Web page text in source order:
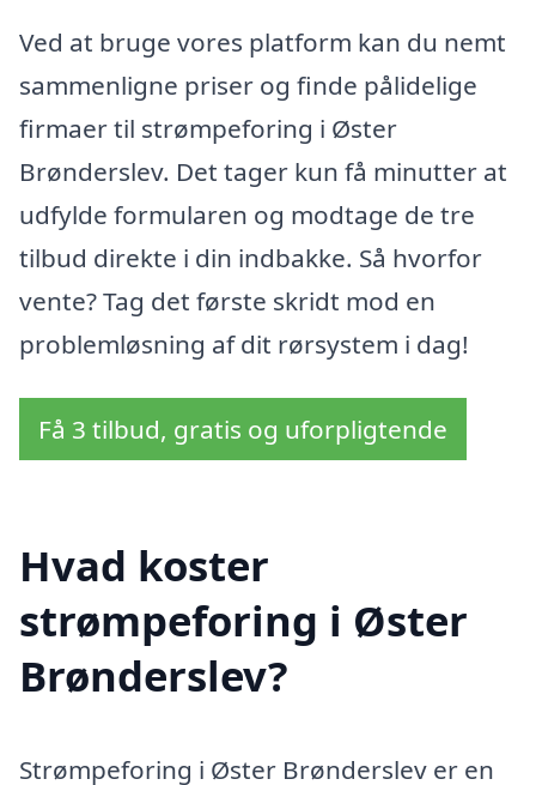
Ved at bruge vores platform kan du nemt
sammenligne priser og finde pålidelige
firmaer til strømpeforing i Øster
Brønderslev. Det tager kun få minutter at
udfylde formularen og modtage de tre
tilbud direkte i din indbakke. Så hvorfor
vente? Tag det første skridt mod en
problemløsning af dit rørsystem i dag!
Få 3 tilbud, gratis og uforpligtende
Hvad koster
strømpeforing i Øster
Brønderslev?
Strømpeforing i Øster Brønderslev er en